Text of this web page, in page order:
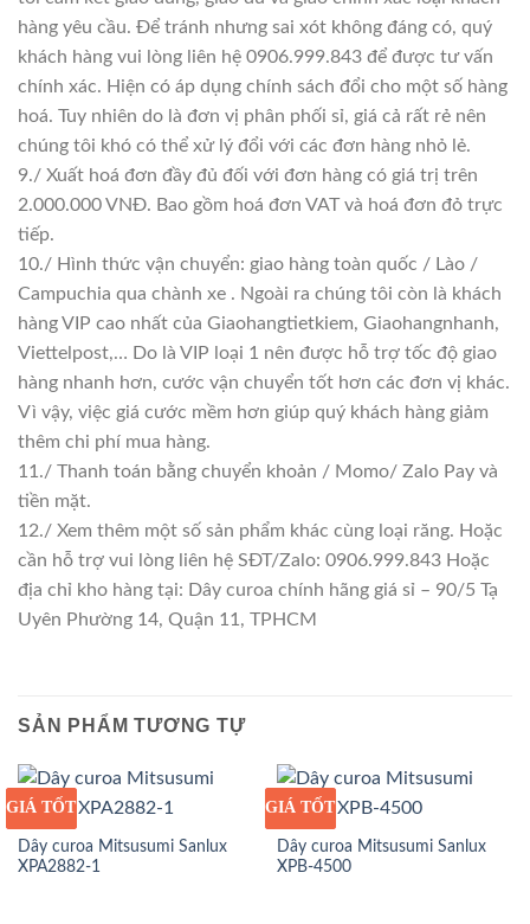
hàng yêu cầu. Để tránh nhưng sai xót không đáng có, quý
khách hàng vui lòng liên hệ 0906.999.843 để được tư vấn
chính xác. Hiện có áp dụng chính sách đổi cho một số hàng
hoá. Tuy nhiên do là đơn vị phân phối sỉ, giá cả rất rẻ nên
chúng tôi khó có thể xử lý đổi với các đơn hàng nhỏ lẻ.
9./ Xuất hoá đơn đầy đủ đối với đơn hàng có giá trị trên
2.000.000 VNĐ. Bao gồm hoá đơn VAT và hoá đơn đỏ trực
tiếp.
10./ Hình thức vận chuyển: giao hàng toàn quốc / Lào /
Campuchia qua chành xe . Ngoài ra chúng tôi còn là khách
hàng VIP cao nhất của Giaohangtietkiem, Giaohangnhanh,
Viettelpost,… Do là VIP loại 1 nên được hỗ trợ tốc độ giao
hàng nhanh hơn, cước vận chuyển tốt hơn các đơn vị khác.
Vì vậy, việc giá cước mềm hơn giúp quý khách hàng giảm
thêm chi phí mua hàng.
11./ Thanh toán bằng chuyển khoản / Momo/ Zalo Pay và
tiền mặt.
12./ Xem thêm một số sản phẩm khác cùng loại răng. Hoặc
cần hỗ trợ vui lòng liên hệ SĐT/Zalo: 0906.999.843 Hoặc
địa chỉ kho hàng tại: Dây curoa chính hãng giá sỉ – 90/5 Tạ
Uyên Phường 14, Quận 11, TPHCM
SẢN PHẨM TƯƠNG TỰ
GIÁ SỈ
GIÁ TỐT
Dây curoa Mitsusumi Sanlux
XPA2882-1
GIÁ SỈ
GIÁ TỐT
Dây curoa Mitsusumi Sanlux
XPB-4500